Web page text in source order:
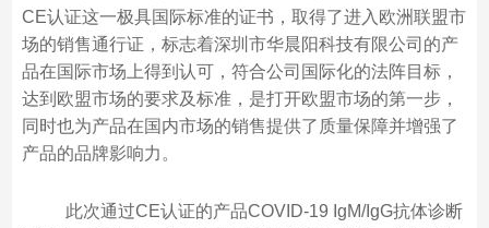
CE认证这一极具国际标准的证书，取得了进入欧洲联盟市
场的销售通行证，标志着深圳市华晨阳科技有限公司的产
品在国际市场上得到认可，符合公司国际化的法阵目标，
达到欧盟市场的要求及标准，是打开欧盟市场的第一步，
同时也为产品在国内市场的销售提供了质量保障并增强了
产品的品牌影响力。
此次通过CE认证的产品COVID-19 IgM/IgG抗体诊断